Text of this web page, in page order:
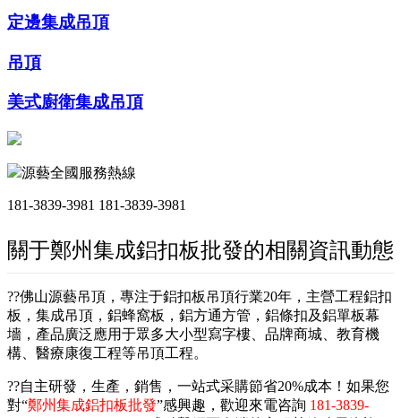
定邊集成吊頂
吊頂
美式廚衛集成吊頂
源藝全國服務熱線
181-3839-3981 181-3839-3981
關于鄭州集成鋁扣板批發的相關資訊動態
??佛山源藝吊頂，專注于鋁扣板吊頂行業20年，主營工程鋁扣
板，集成吊頂，鋁蜂窩板，鋁方通方管，鋁條扣及鋁單板幕
墻，產品廣泛應用于眾多大小型寫字樓、品牌商城、教育機
構、醫療康復工程等吊頂工程。
??自主研發，生產，銷售，一站式采購節省20%成本！如果您
對“鄭州集成鋁扣板批發”感興趣，歡迎來電咨詢 181-3839-